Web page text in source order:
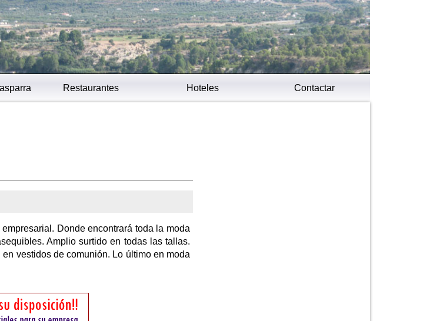
Restaurantes Hoteles Contactar
Donde encontrará toda la moda
Amplio surtido en todas las tallas.
vestidos de comunión. Lo último en moda